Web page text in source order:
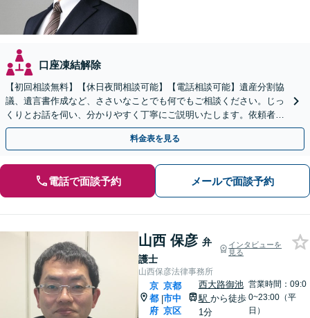
口座凍結解除
【初回相談無料】【休日夜間相談可能】【電話相談可能】遺産分割協
議、遺言書作成など、ささいなことでも何でもご相談ください。じっ
くりとお話を伺い、分かりやすく丁寧にご説明いたします。依頼者の
方の利益を最大化するために尽力いたします。
料金表を見る
電話で面談予約 メールで面談予約
山西 保彦 弁
護士
インタビューを
見る
山西保彦法律事務所
京
都
府
|
京都
市中
京区
西大路御池
駅 から徒歩
1分
営業時間：09:0
0~23:00（平
日）